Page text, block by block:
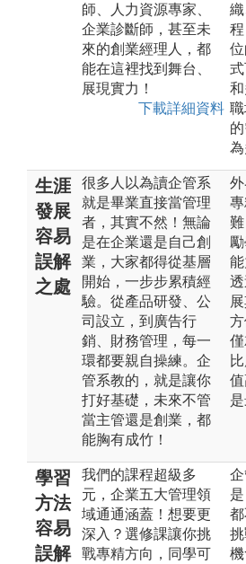
師、人力資源專家、
企業診斷師，甚至未
來的創業經理人，都
能在這裡找到舞台、
展現實力！
下載詳細資料
為
生涯
發展
容易
誤解
之處
很多人以為讀企管系
就是畢業直接當管理
者，其實不然！無論
是在企業還是自己創
業，大家都得從基層
開始，一步步累積經
驗。從產品研發、公
司設立，到廣告行
銷、財務管理，每一
環都要親自操練。企
管系教的，就是讓你
打好基礎，未來不管
當主管還是創業，都
能胸有成竹！
學習
方法
容易
誤解
我們的課程超級多
元，企業五大管理領
域通通涵蓋！想要更
深入？選修課讓你挑
戰專精方向，同學可